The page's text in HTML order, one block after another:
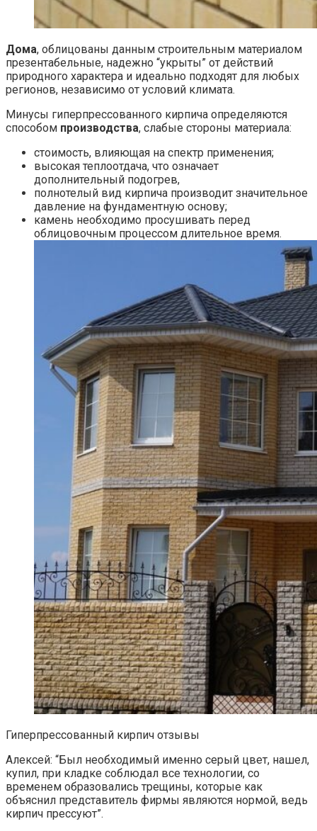
Дома, облицованы данным строительным материалом
презентабельные, надежно “укрыты” от действий
природного характера и идеально подходят для любых
регионов, независимо от условий климата.
Минусы гиперпрессованного кирпича определяются
способом производства, слабые стороны материала:
стоимость, влияющая на спектр применения;
высокая теплоотдача, что означает
дополнительный подогрев,
полнотелый вид кирпича производит значительное
давление на фундаментную основу;
камень необходимо просушивать перед
облицовочным процессом длительное время.
Гиперпрессованный кирпич отзывы
Алексей: “Был необходимый именно серый цвет, нашел,
купил, при кладке соблюдал все технологии, со
временем образовались трещины, которые как
объяснил представитель фирмы являются нормой, ведь
кирпич прессуют”.